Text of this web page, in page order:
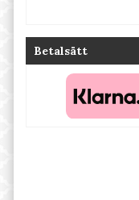
Betalsätt